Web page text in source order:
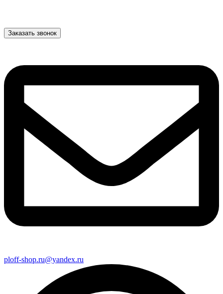
Заказать звонок
ploff-shop.ru@yandex.ru